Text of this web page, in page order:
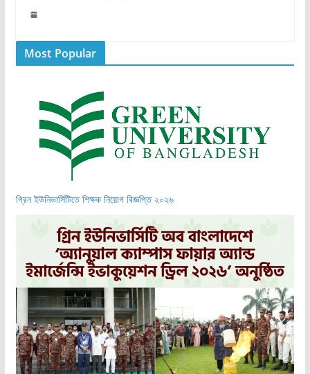
Most Popular
গ্রিন ইউনিভার্সিটিতে শিক্ষক নিয়োগ বিজ্ঞপ্তি ২০২৬